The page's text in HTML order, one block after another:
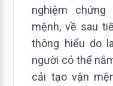
nghiệm
mệnh, về sau
thông hiểu do
người có thể
cải tạo vận